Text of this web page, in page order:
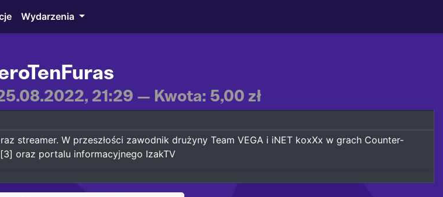
Wydarzenia
21:29 — Kwota: 5,00 zł
streamer. W przeszłości zawodnik drużyny Team VEGA i iNET koxXx w grach Counter-
oraz portalu informacyjnego IzakTV